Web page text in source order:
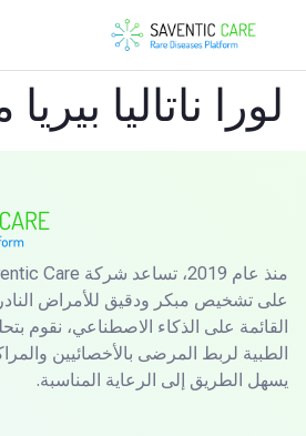
لورا ناتاليا بيريا
على تشخيص مبكر ودقيق للأمراض
القائمة على الذكاء الاصطناعي، نقوم
الطبية لربط المرضى بالأخصائيين
يسهل الطريق إلى الرعاية المناسبة.